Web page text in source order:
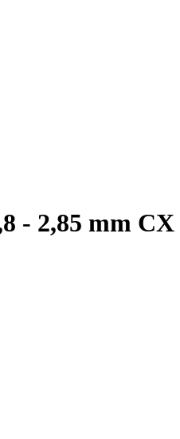
- 2,85 mm